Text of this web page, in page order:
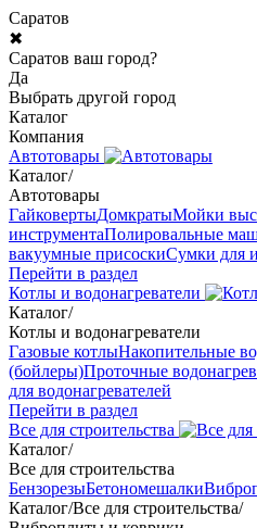
Саратов
✖
Саратов ваш город?
Да
Выбрать другой город
Каталог
Компания
Автотовары
Каталог/
Автотовары
ГайковертыДомкратыМойки
инструментаПолировальные
вакуумные присоскиСумки для
Перейти в раздел
Котлы и водонагреватели
Каталог/
Котлы и водонагреватели
Газовые котлыНакопительные
(бойлеры)Проточные
для водонагревателей
Перейти в раздел
Все для строительства
Каталог/
Все для строительства
БензорезыБетономешалки
Каталог/Все для строительства/